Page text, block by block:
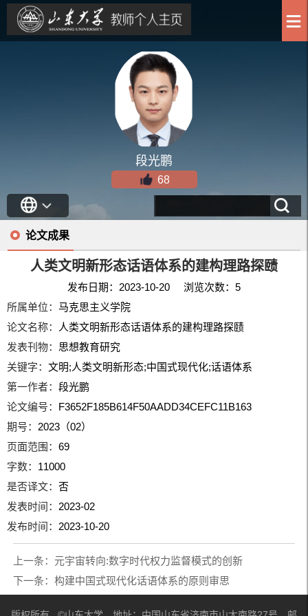
段光鹏
68
论文成果
人类文明新形态话语体系的建构理路探赜
发布日期：2023-10-20 浏览次数： 5
所属单位：马克思主义学院
论文名称： 人类文明新形态话语体系的建构理路探赜
发表刊物： 思想教育研究
关键字：文明;人类文明新形态;中国式现代化;话语体系
第一作者：段光鹏
论文编号： F3652F185B614F50AADD34CEFC11B163
期号： 2023（02）
页面范围：69
字数： 11000
是否译文：否
发表时间： 2023-02
发布时间： 2023-10-20
上一条： 元宇宙转向:数字时代权力监督模式的创新
下一条： 构建中国式现代化话语体系的原则审思